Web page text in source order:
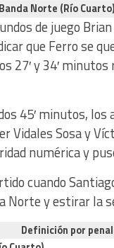
Banda Norte (Río Cuarto)
de juego
que Ferro se
27′ y 34′
45′ minutos, los
Vidales Sosa y
numérica y
cuando
Norte y estirar la
Definición por